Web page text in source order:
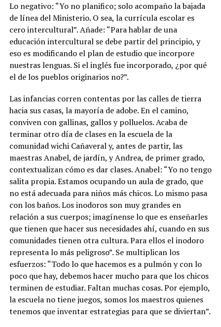
Lo negativo: “Yo no planifico; solo acompaño la bajada
de línea del Ministerio. O sea, la currícula escolar es
cero intercultural”. Añade: “Para hablar de una
educación intercultural se debe partir del principio, y
eso es modificando el plan de estudio que incorpore
nuestras lenguas. Si el inglés fue incorporado, ¿por qué
el de los pueblos originarios no?”.
Las infancias corren contentas por las calles de tierra
hacia sus casas, la mayoría de adobe. En el camino,
conviven con gallinas, gallos y polluelos. Acaba de
terminar otro día de clases en la escuela de la
comunidad wichi Cañaveral y, antes de partir, las
maestras Anabel, de jardín, y Andrea, de primer grado,
contextualizan cómo es dar clases. Anabel: “Yo no tengo
salita propia. Estamos ocupando un aula de grado, que
no está adecuada para niños más chicos. Lo mismo pasa
con los baños. Los inodoros son muy grandes en
relación a sus cuerpos; imagínense lo que es enseñarles
que tienen que hacer sus necesidades ahí, cuando en sus
comunidades tienen otra cultura. Para ellos el inodoro
representa lo más peligroso”. Se multiplican los
esfuerzos: “Todo lo que hacemos es a pulmón y con lo
poco que hay, debemos hacer mucho para que los chicos
terminen de estudiar. Faltan muchas cosas. Por ejemplo,
la escuela no tiene juegos, somos los maestros quienes
tenemos que inventar estrategias para que se diviertan”.